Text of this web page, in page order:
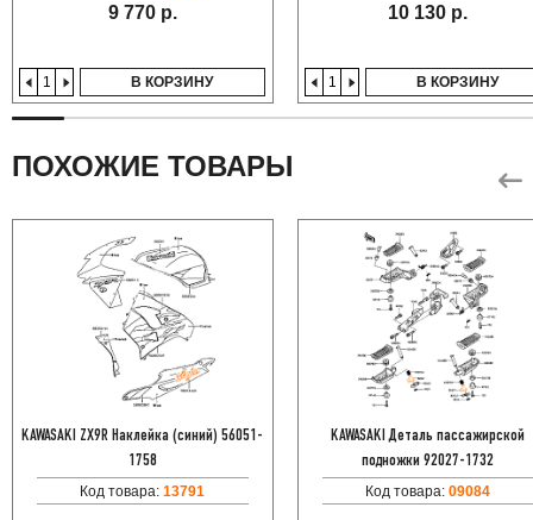
9 770 р.
В КОРЗИНУ
10 130 р.
В КОРЗИНУ
ПОХОЖИЕ ТОВАРЫ
KAWASAKI ZX9R Наклейка (синий) 56051-
1758
Код товара:13791
KAWASAKI Деталь пассажирской
подножки 92027-1732
Код товара: 09084